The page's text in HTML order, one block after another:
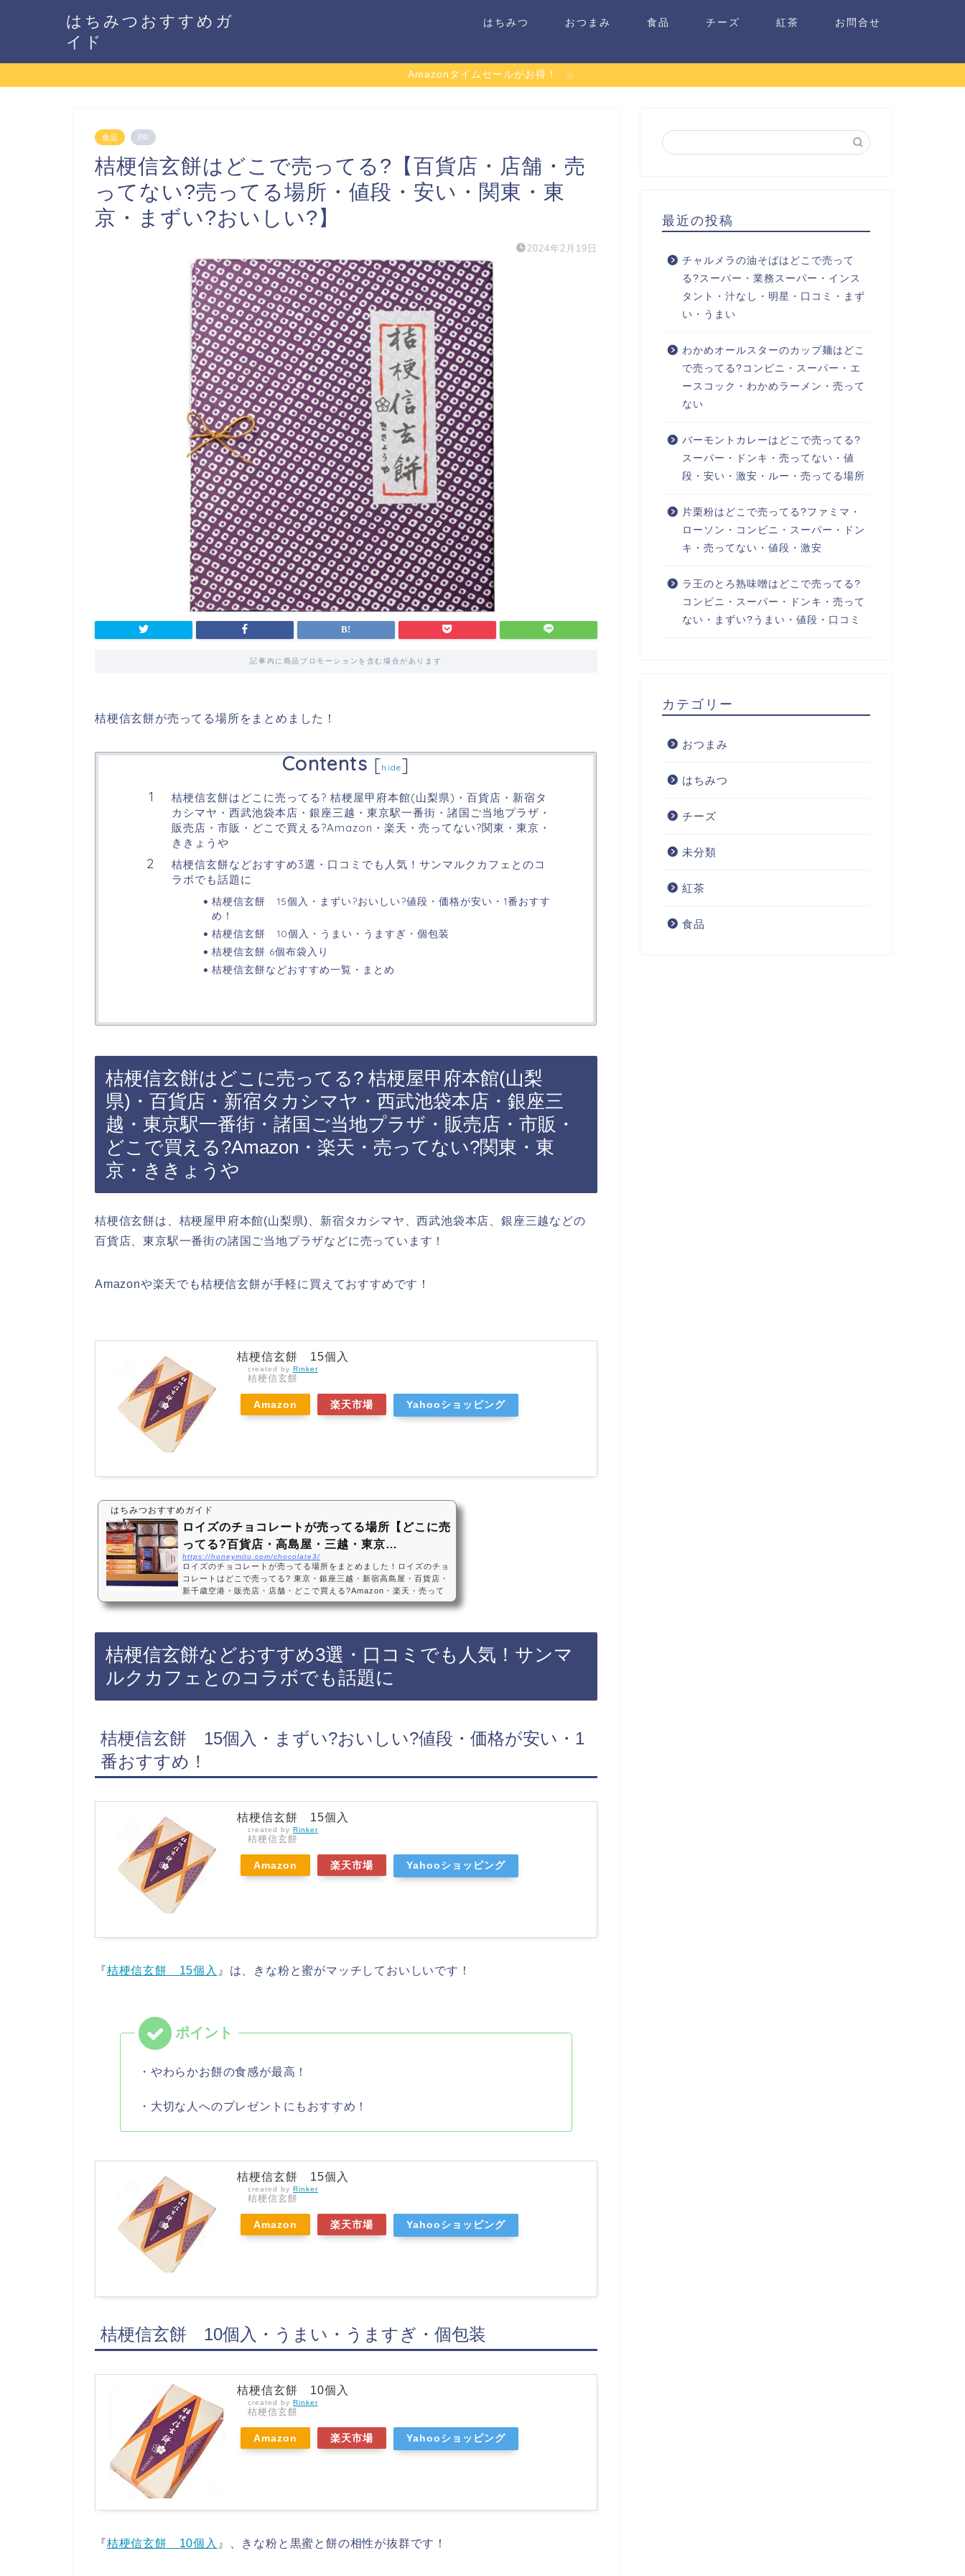
はちみつおすすめガ
イド
はちみつ おつまみ 食品 チーズ 紅茶 お問合せ
Amazonタイムセールがお得！
食品 PR
桔梗信玄餅はどこで売ってる?【百貨店・店舗・売
ってない?売ってる場所・値段・安い・関東・東
京・まずい?おいしい?】
2024年2月19日
記事内に商品プロモーションを含む場合があります
桔梗信玄餅が売ってる場所をまとめました！
Contents [hide]
桔梗信玄餅はどこに売ってる? 桔梗屋甲府本館(山梨県)・百貨店・新宿タ
カシマヤ・西武池袋本店・銀座三越・東京駅一番街・諸国ご当地プラザ・
販売店・市販・どこで買える?Amazon・楽天・売ってない?関東・東京・
ききょうや
桔梗信玄餅などおすすめ3選・口コミでも人気！サンマルクカフェとのコ
ラボでも話題に
桔梗信玄餅 15個入・まずい?おいしい?値段・価格が安い・1番おすす
め！
桔梗信玄餅 10個入・うまい・うますぎ・個包装
桔梗信玄餅 6個布袋入り
桔梗信玄餅などおすすめ一覧・まとめ
桔梗信玄餅はどこに売ってる? 桔梗屋甲府本館(山梨
県)・百貨店・新宿タカシマヤ・西武池袋本店・銀座三
越・東京駅一番街・諸国ご当地プラザ・販売店・市販・
どこで買える?Amazon・楽天・売ってない?関東・東
京・ききょうや
桔梗信玄餅は、桔梗屋甲府本館(山梨県)、新宿タカシマヤ、西武池袋本店、銀座三越などの
百貨店、東京駅一番街の諸国ご当地プラザなどに売っています！
Amazonや楽天でも桔梗信玄餅が手軽に買えておすすめです！
桔梗信玄餅 15個入
created by Rinker
桔梗信玄餅
Amazon 楽天市場 Yahooショッピング
はちみつおすすめガイド
ロイズのチョコレートが売ってる場所【どこに売
ってる?百貨店・高島屋・三越・東京…
https://honeymitu.com/chocolate3/
ロイズのチョコレートが売ってる場所をまとめました！ロイズのチョ
コレートはどこで売ってる? 東京・銀座三越・新宿高島屋・百貨店・
新千歳空港・販売店・店舗・どこで買える?Amazon・楽天・売って
ない?生チョコロイズのチョコレートは、銀座三越や新宿高島屋など
コミでも人気ロイズ コレクション（ブルー）【詰合せ・ギフト】ご
贈答に・…
桔梗信玄餅などおすすめ3選・口コミでも人気！サンマ
ルクカフェとのコラボでも話題に
桔梗信玄餅 15個入・まずい?おいしい?値段・価格が安い・1
番おすすめ！
桔梗信玄餅 15個入
created by Rinker
桔梗信玄餅
Amazon 楽天市場 Yahooショッピング
『桔梗信玄餅 15個入 』は、きな粉と蜜がマッチしておいしいです！
・やわらかお餅の食感が最高！
・大切な人へのプレゼントにもおすすめ！
桔梗信玄餅 15個入
created by Rinker
桔梗信玄餅
Amazon 楽天市場 Yahooショッピング
桔梗信玄餅 10個入・うまい・うますぎ・個包装
桔梗信玄餅 10個入
created by Rinker
桔梗信玄餅
Amazon 楽天市場 Yahooショッピング
『桔梗信玄餅 10個入 』、きな粉と黒蜜と餅の相性が抜群です！
最近の投稿
チャルメラの油そばはどこで売って
る?スーパー・業務スーパー・インス
タント・汁なし・明星・口コミ・まず
い・うまい
わかめオールスターのカップ麺はどこ
で売ってる?コンビニ・スーパー・エ
ースコック・わかめラーメン・売って
ない
バーモントカレーはどこで売ってる?
スーパー・ドンキ・売ってない・値
段・安い・激安・ルー・売ってる場所
片栗粉はどこで売ってる?ファミマ・
ローソン・コンビニ・スーパー・ドン
キ・売ってない・値段・激安
ラ王のとろ熟味噌はどこで売ってる?
コンビニ・スーパー・ドンキ・売って
ない・まずい?うまい・値段・口コミ
カテゴリー
おつまみ
はちみつ
チーズ
未分類
紅茶
食品